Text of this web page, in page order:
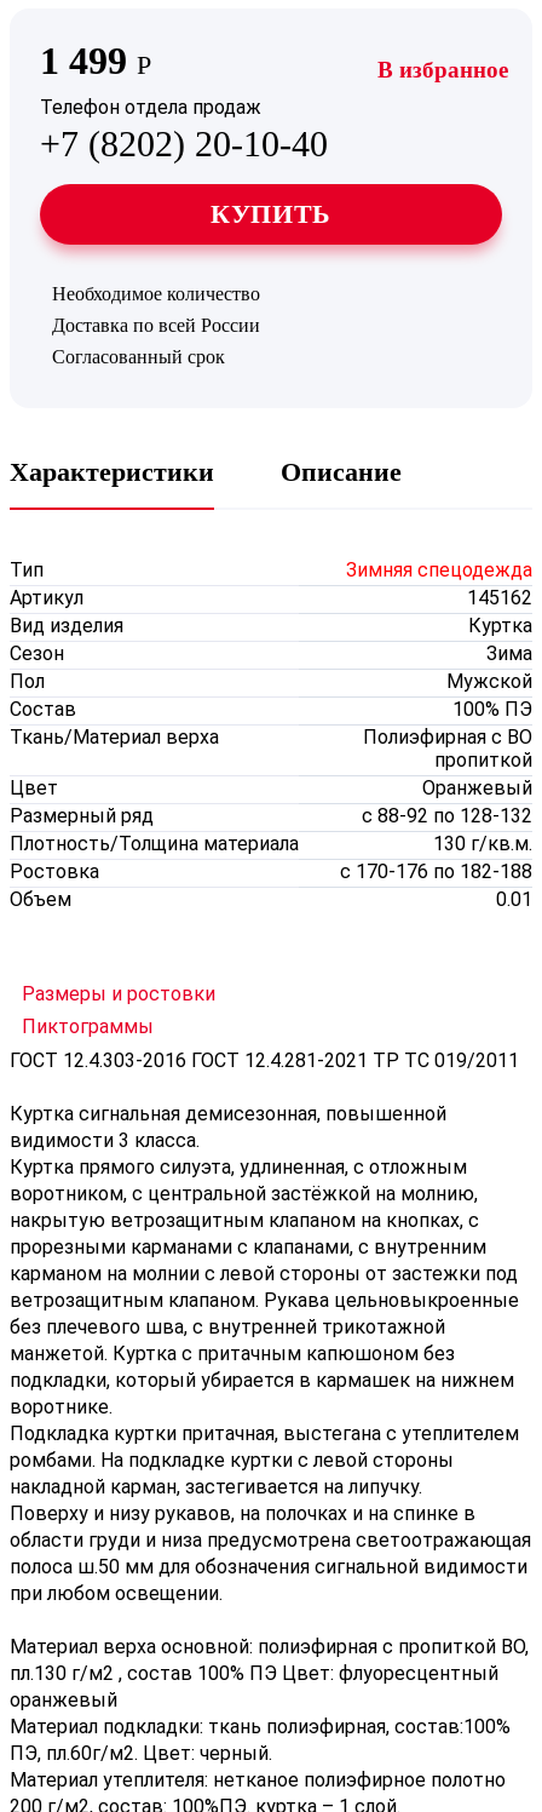
В избранное
1 499 Р
Телефон отдела продаж
+7 (8202) 20-10-40
КУПИТЬ
Необходимое количество
Доставка по всей России
Согласованный срок
Характеристики Описание
Тип
Зимняя спецодежда
Артикул
145162
Вид изделия
Куртка
Сезон
Зима
Пол
Мужской
Состав
100% ПЭ
Ткань/Материал верха
Полиэфирная с ВО
пропиткой
Цвет
Оранжевый
Размерный ряд
с 88-92 по 128-132
Плотность/Толщина материала
130 г/кв.м.
Ростовка
с 170-176 по 182-188
Объем
0.01
Размеры и ростовки
Пиктограммы
ГОСТ 12.4.303-2016 ГОСТ 12.4.281-2021 ТР ТС 019/2011
Куртка сигнальная демисезонная, повышенной
видимости 3 класса.
Куртка прямого силуэта, удлиненная, с отложным
воротником, с центральной застёжкой на молнию,
накрытую ветрозащитным клапаном на кнопках, с
прорезными карманами с клапанами, с внутренним
карманом на молнии с левой стороны от застежки под
ветрозащитным клапаном. Рукава цельновыкроенные
без плечевого шва, с внутренней трикотажной
манжетой. Куртка с притачным капюшоном без
подкладки, который убирается в кармашек на нижнем
воротнике.
Подкладка куртки притачная, выстегана с утеплителем
ромбами. На подкладке куртки с левой стороны
накладной карман, застегивается на липучку.
Поверху и низу рукавов, на полочках и на спинке в
области груди и низа предусмотрена светоотражающая
полоса ш.50 мм для обозначения сигнальной видимости
при любом освещении.
Материал верха основной: полиэфирная с пропиткой ВО,
пл.130 г/м2 , состав 100% ПЭ Цвет: флуоресцентный
оранжевый
Материал подкладки: ткань полиэфирная, состав:100%
ПЭ, пл.60г/м2. Цвет: черный.
Материал утеплителя: нетканое полиэфирное полотно
200 г/м2, состав: 100%ПЭ. куртка – 1 слой.